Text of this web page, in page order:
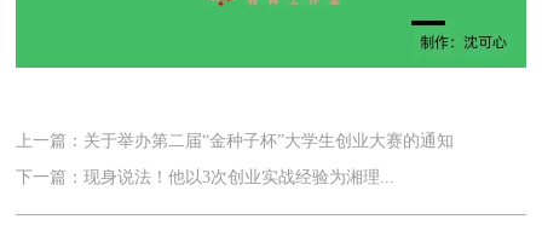
上一篇：关于举办第二届“金种子杯”大学生创业大赛的通知
下一篇：现身说法！他以3次创业实战经验为湘理...